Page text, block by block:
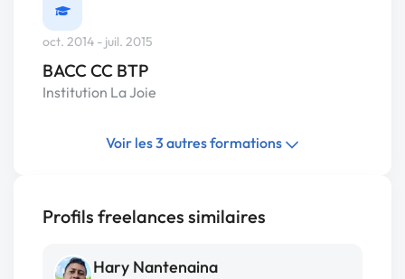
oct. 2014 - juil. 2015
BACC CC BTP
Institution La Joie
Voir les 3 autres formations
Profils freelances similaires
Hary Nantenaina